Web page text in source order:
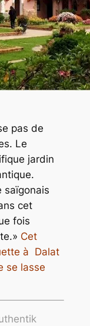
pas de
Le
jardin
saïgonais
cet
fois
Cet
à Dalat
se lasse